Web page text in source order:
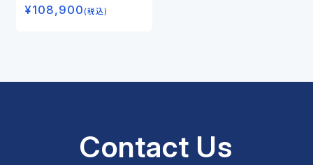
的とした提携が活発化ー
¥108,900(税込)
Contact Us